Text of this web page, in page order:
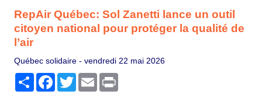
RepAir Québec: Sol Zanetti lance un outil
citoyen national pour protéger la qualité de
l’air
Québec solidaire -vendredi 22 mai 2026
PartagerFacebook
TwitterEmail